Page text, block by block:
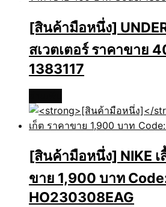
[สินค้ามือหนึ่ง]
สเวตเตอร์ ราคาขาย
1383117
[สินค้ามือหนึ่ง] NIKE
ขาย 1,900 บาท
HO230308EAG